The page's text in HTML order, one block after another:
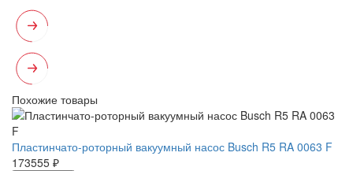
Похожие товары
Пластинчато-роторный вакуумный насос Busch R5 RA 0063 F
173555 ₽